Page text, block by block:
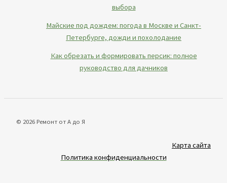
выбора
Майские под дождем: погода в Москве и Санкт-
Петербурге, дожди и похолодание
Как обрезать и формировать персик: полное
руководство для дачников
© 2026 Ремонт от А до Я
Карта сайта
Политика конфиденциальности